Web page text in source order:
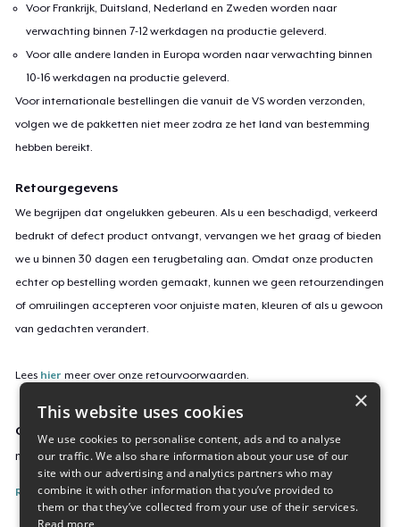
Voor Frankrijk, Duitsland, Nederland en Zweden worden naar
verwachting binnen 7-12 werkdagen na productie geleverd.
Voor alle andere landen in Europa worden naar verwachting binnen
10-16 werkdagen na productie geleverd.
Voor internationale bestellingen die vanuit de VS worden verzonden,
volgen we de pakketten niet meer zodra ze het land van bestemming
hebben bereikt.
Retourgegevens
We begrijpen dat ongelukken gebeuren. Als u een beschadigd, verkeerd
bedrukt of defect product ontvangt, vervangen we het graag of bieden
we u binnen 30 dagen een terugbetaling aan. Omdat onze producten
echter op bestelling worden gemaakt, kunnen we geen retourzendingen
of omruilingen accepteren voor onjuiste maten, kleuren of als u gewoon
van gedachten verandert.
Lees hier meer over onze retourvoorwaarden.
Campagne-ID
mothered-t-shirt
Rapporteer deze inhoud
×
This website uses cookies
We use cookies to personalise content, ads and to analyse
our traffic. We also share information about your use of our
site with our advertising and analytics partners who may
combine it with other information that you’ve provided to
them or that they’ve collected from your use of their services.
Read more